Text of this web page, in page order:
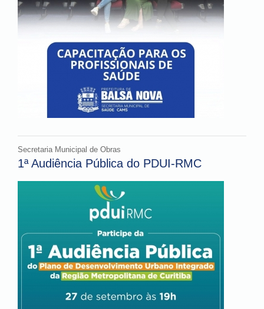
Secretaria Municipal de Obras
1ª Audiência Pública do PDUI-RMC